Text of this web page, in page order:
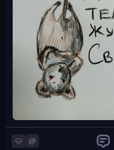
А ещё спагетти с улитками